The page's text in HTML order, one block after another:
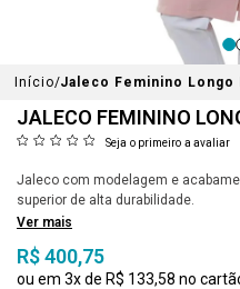
Início Jaleco Feminino Longo
JALECO FEMININO
Seja o primeiro a avaliar
Jaleco com modelagem e
superior de alta durabilidade.
Ver mais
R$ 400,75
3x R$ 133,58